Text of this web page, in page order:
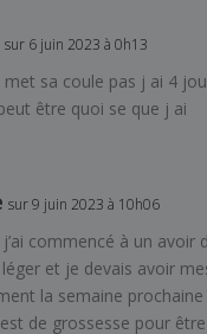
sur 6 juin 2023 à 0h13
met sa coule pas j ai 4
être quoi se que j ai
sur 9 juin 2023 à 10h06
commencé à un avoir
et je devais avoir
la semaine
de grossesse pour